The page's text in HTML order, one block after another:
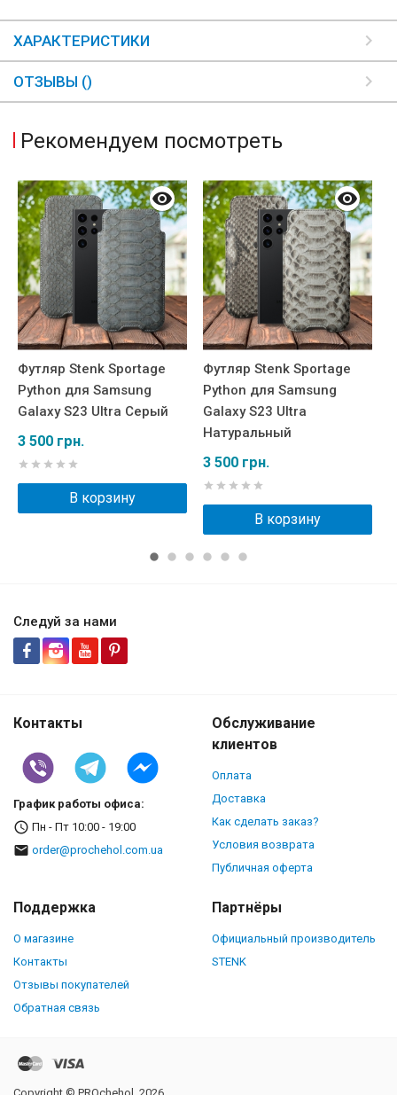
ХАРАКТЕРИСТИКИ
ОТЗЫВЫ ()
Рекомендуем посмотреть
Футляр Stenk Sportage
Python для Samsung
Galaxy S23 Ultra Серый
3 500 грн.
В корзину
Футляр Stenk Sportage
Python для Samsung
Galaxy S23 Ultra
Натуральный
3 500 грн.
В корзину
Следуй за нами
Контакты
График работы офиса:
Пн - Пт 10:00 - 19:00
order@prochehol.com.ua
Обслуживание
клиентов
Оплата
Доставка
Как сделать заказ?
Условия возврата
Публичная оферта
Поддержка
О магазине
Контакты
Отзывы покупателей
Обратная связь
Партнёры
Официальный производитель
STENK